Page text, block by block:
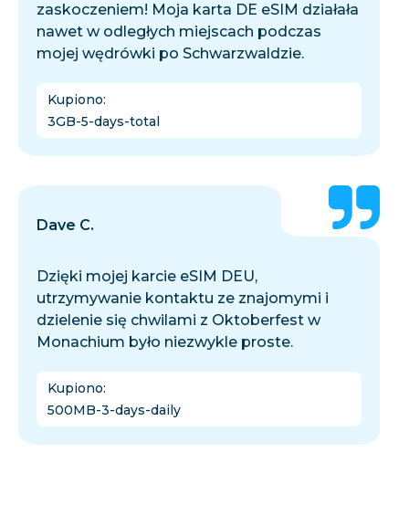
zaskoczeniem! Moja karta DE eSIM działała
nawet w odległych miejscach podczas
mojej wędrówki po Schwarzwaldzie.
Kupiono:
3GB-5-days-total
Dave C.
Dzięki mojej karcie eSIM DEU,
utrzymywanie kontaktu ze znajomymi i
dzielenie się chwilami z Oktoberfest w
Monachium było niezwykle proste.
Kupiono:
500MB-3-days-daily